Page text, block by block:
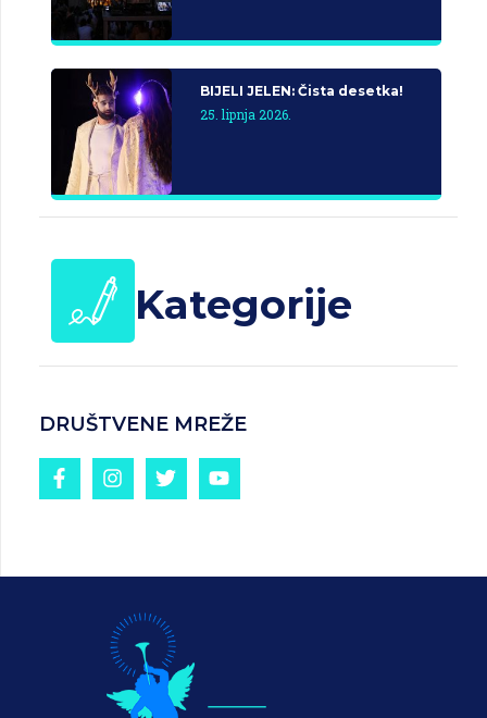
BIJELI JELEN: Čista desetka!
25. lipnja 2026.
Kategorije
DRUŠTVENE MREŽE